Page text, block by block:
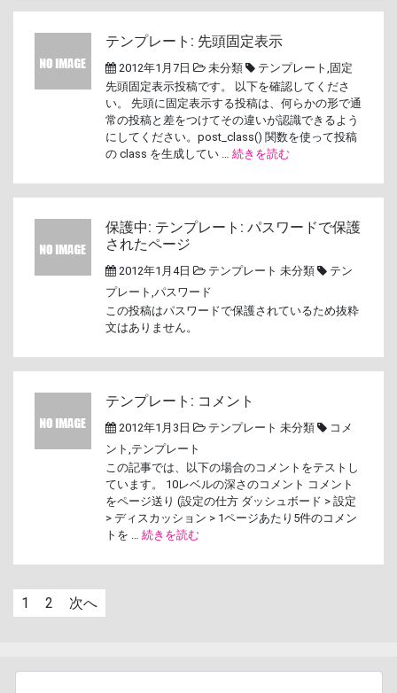
テンプレート: 先頭固定表示
2012年1月7日 未分類 テンプレート , 固定
先頭固定表示投稿です。 以下を確認してくださ
い。 先頭に固定表示する投稿は、何らかの形で通
常の投稿と差をつけてその違いが認識できるよう
にしてください。post_class() 関数を使って投稿
の class を生成してい … 続きを読む
保護中: テンプレート: パスワードで保護
されたページ
2012年1月4日 テンプレート 未分類
テン
プレート ,パスワード
この投稿はパスワードで保護されているため抜粋
文はありません。
テンプレート: コメント
2012年1月3日 テンプレート 未分類
コメ
ント ,テンプレート
この記事では、以下の場合のコメントをテストし
ています。 10レベルの深さのコメント コメント
をページ送り (設定の仕方 ダッシュボード > 設定
> ディスカッション > 1ページあたり5件のコメン
トを … 続きを読む
1 2 次へ